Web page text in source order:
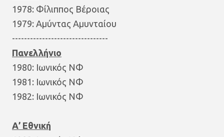
1978: Φίλιππος Βέροιας
1979: Αμύντας Αμυνταίου
--------------------------------
Πανελλήνιο
1980: Ιωνικός ΝΦ
1981: Ιωνικός ΝΦ
1982: Ιωνικός ΝΦ
Α’ Εθνική